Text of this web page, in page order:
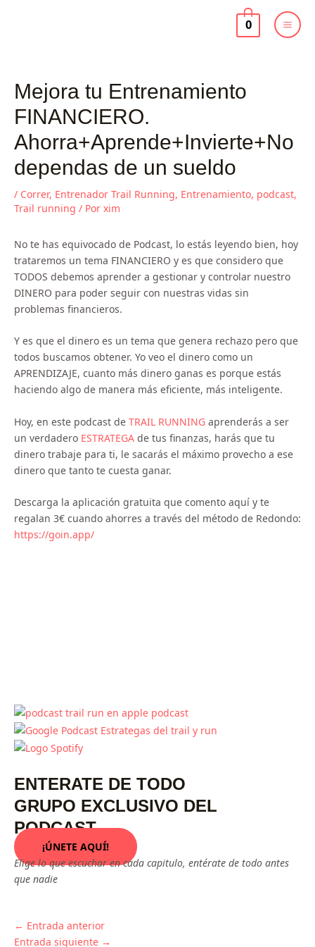
0
Mejora tu Entrenamiento
FINANCIERO.
Ahorra+Aprende+Invierte+No
dependas de un sueldo
/ Correr, Entrenador Trail Running, Entrenamiento, podcast,
Trail running / Por xim
No te has equivocado de Podcast, lo estás leyendo bien, hoy
trataremos un tema FINANCIERO y es que considero que
TODOS debemos aprender a gestionar y controlar nuestro
DINERO para poder seguir con nuestras vidas sin
problemas financieros.
Y es que el dinero es un tema que genera rechazo pero que
todos buscamos obtener. Yo veo el dinero como un
APRENDIZAJE, cuanto más dinero ganas es porque estás
haciendo algo de manera más eficiente, más inteligente.
Hoy, en este podcast de TRAIL RUNNING aprenderás a ser
un verdadero ESTRATEGA de tus finanzas, harás que tu
dinero trabaje para ti, le sacarás el máximo provecho a ese
dinero que tanto te cuesta ganar.
Descarga la aplicación gratuita que comento aquí y te
regalan 3€ cuando ahorres a través del método de Redondo:
https://goin.app/
ENTERATE DE TODO
GRUPO EXCLUSIVO DEL
PODCAST
¡ÚNETE AQUÍ!
Elige lo que escuchar en cada capitulo, entérate de todo antes
que nadie
← Entrada anterior
Entrada siguiente →